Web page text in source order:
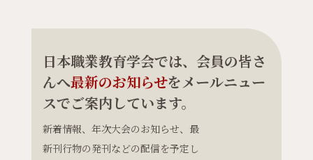
日本職業教育学会では、会員の皆さ
んへ最新のお知らせをメールニュー
スでご案内しています。
新着情報、年次大会のお知らせ、最
新刊行物の発刊などの配信を予定し